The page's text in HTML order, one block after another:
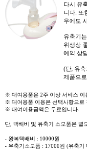
다시 유
니다. 또
우에도
유축기
위생상
예약 상
(단, 유
제품으
※ 대여용품은 2주 이상 서비스 이
※ 대여용품 이용은 선택사항으로
※ 대여이용금액은 무료입니다.
단, 택배비 및 유축기 소모품은 별
- 왕복택배비 : 10000원
- 유축기소모품 : 17000원 (유축